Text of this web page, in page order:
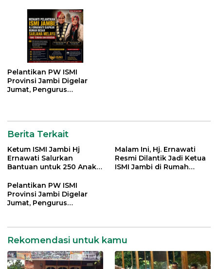
Pelantikan PW ISMI
Provinsi Jambi Digelar
Jumat, Pengurus
Berita Terkait
Ketum ISMI Jambi Hj
Ernawati Salurkan
Bantuan untuk 250 Anak
Malam Ini, Hj. Ernawati
Resmi Dilantik Jadi Ketua
ISMI Jambi di Rumah
Pelantikan PW ISMI
Provinsi Jambi Digelar
Jumat, Pengurus
Rekomendasi untuk kamu